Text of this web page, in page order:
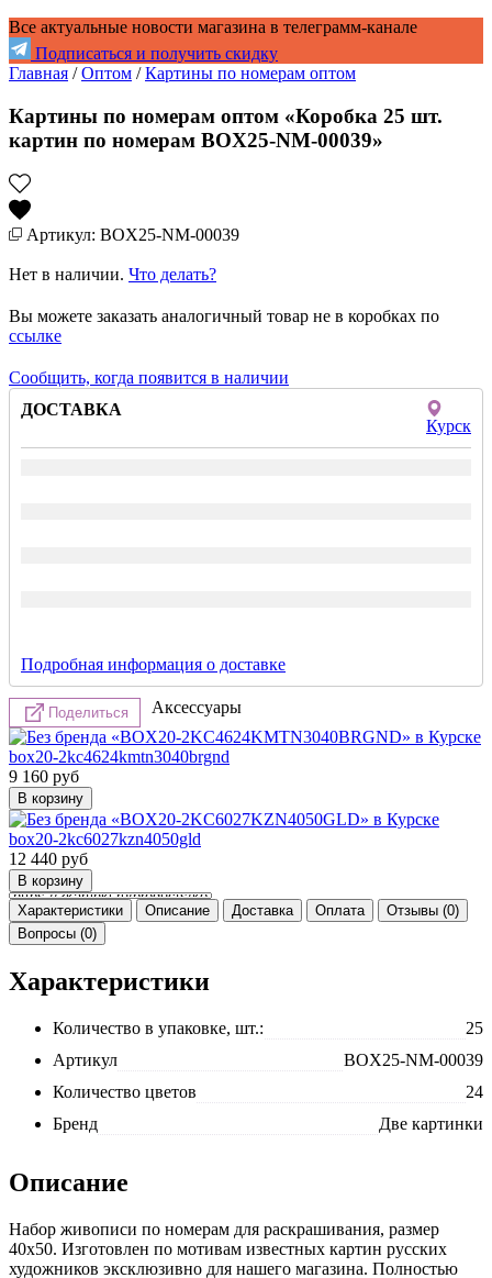
Все актуальные новости магазина в телеграмм-канале
Подписаться и получить скидку
Главная /Оптом /Картины по номерам оптом
Картины по номерам оптом «Коробка 25 шт.
картин по номерам BOX25-NM-00039»
Артикул: BOX25-NM-00039
Нет в наличии. Что делать?
Вы можете заказать аналогичный товар не в коробках по
ссылке
Сообщить, когда появится в наличии
ДОСТАВКА
Курск
Подробная информация о доставке
Поделиться Аксессуары
box20-2kc4624kmtn3040brgnd
9 160 руб
box20-2kc6027kzn4050gld
12 440 руб
Характеристики Описание Доставка Оплата
Отзывы (0)
Вопросы (0)
Характеристики
Количество в упаковке, шт.:
25
Артикул
BOX25-NM-00039
Количество цветов
24
Бренд
Две картинки
Описание
Набор живописи по номерам для раскрашивания, размер
40x50. Изготовлен по мотивам известных картин русских
художников эксклюзивно для нашего магазина. Полностью